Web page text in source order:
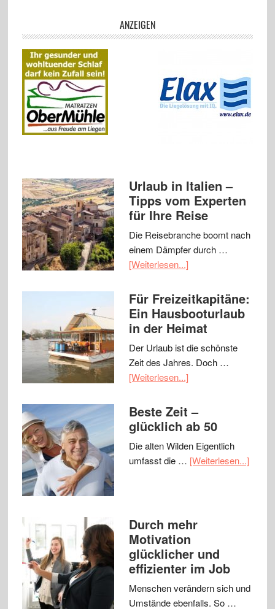
ANZEIGEN
Urlaub in Italien –
Tipps vom Experten
für Ihre Reise
Die Reisebranche boomt nach
einem Dämpfer durch …
[Weiterlesen...]
Für Freizeitkapitäne:
Ein Hausbooturlaub
in der Heimat
Der Urlaub ist die schönste
Zeit des Jahres. Doch …
[Weiterlesen...]
Beste Zeit –
glücklich ab 50
Die alten Wilden Eigentlich
umfasst die … [Weiterlesen...]
Durch mehr
Motivation
glücklicher und
effizienter im Job
Menschen verändern sich und
Umstände ebenfalls. So …